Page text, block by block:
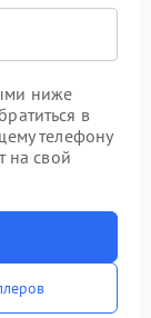
ниже
в
телефону
на свой